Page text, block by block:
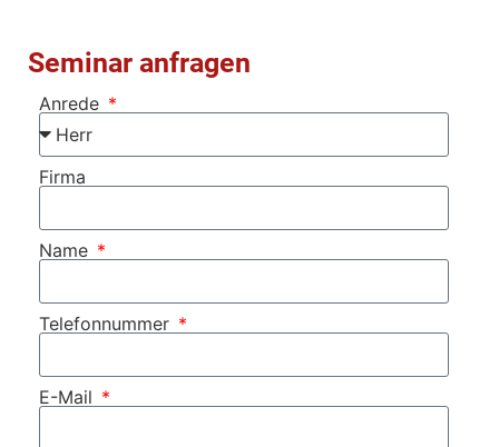
Seminar anfragen
Anrede
Firma
Name
Telefonnummer
E-Mail